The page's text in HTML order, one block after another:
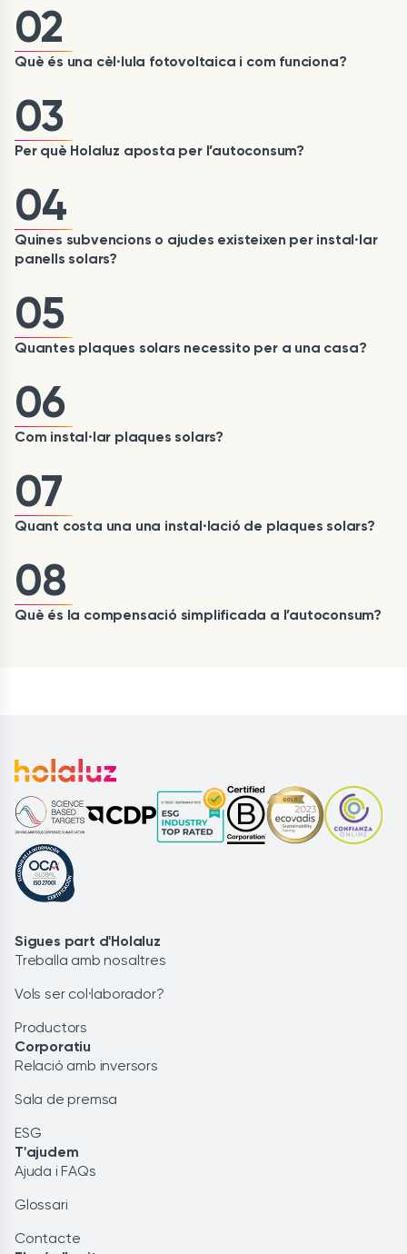
02
Què és una cèl·lula fotovoltaica i com funciona?
03
Per què Holaluz aposta per l’autoconsum?
04
Quines subvencions o ajudes existeixen per instal·lar
panells solars?
05
Quantes plaques solars necessito per a una casa?
06
Com instal·lar plaques solars?
07
Quant costa una una instal·lació de plaques solars?
08
Què és la compensació simplificada a l’autoconsum?
Sigues part d'Holaluz
Treballa amb nosaltres
Vols ser col·laborador?
Productors
Corporatiu
Relació amb inversors
Sala de premsa
ESG
T'ajudem
Ajuda i FAQs
Glossari
Contacte